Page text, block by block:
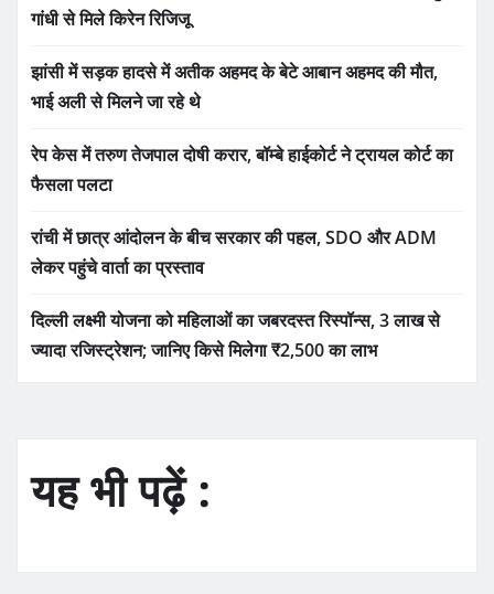
गांधी से मिले किरेन रिजिजू
झांसी में सड़क हादसे में अतीक अहमद के बेटे आबान अहमद की मौत,
भाई अली से मिलने जा रहे थे
रेप केस में तरुण तेजपाल दोषी करार, बॉम्बे हाईकोर्ट ने ट्रायल कोर्ट का
फैसला पलटा
रांची में छात्र आंदोलन के बीच सरकार की पहल, SDO और ADM
लेकर पहुंचे वार्ता का प्रस्ताव
दिल्ली लक्ष्मी योजना को महिलाओं का जबरदस्त रिस्पॉन्स, 3 लाख से
ज्यादा रजिस्ट्रेशन; जानिए किसे मिलेगा ₹2,500 का लाभ
यह भी पढ़ें :